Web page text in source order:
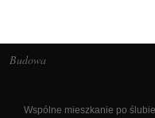
Budowa
Wspólne mieszkanie po ślubie